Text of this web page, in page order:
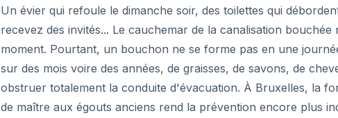
Un évier qui refoule le dimanche soir, des toilettes qui
recevez des invités... Le cauchemar de la canalisation
moment. Pourtant, un bouchon ne se forme pas en une
sur des mois voire des années, de graisses, de savons, de
obstruer totalement la conduite d'évacuation. À Bruxelles, la
de maître aux égouts anciens rend la prévention encore plus